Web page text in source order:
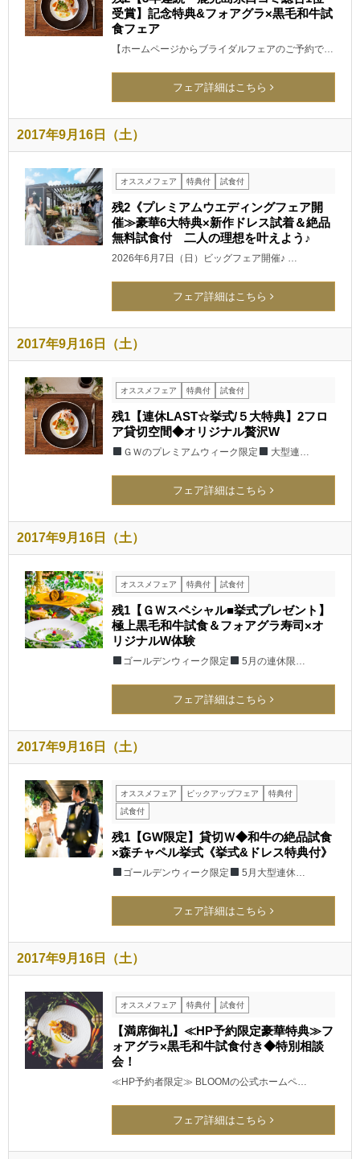
受賞】記念特典&フォアグラ×黒毛和牛試
食フェア
【ホームページからブライダルフェアのご予約で…
フェア詳細はこちら
2017年9月16日（土）
オススメフェア 特典付 試食付
残2《プレミアムウエディングフェア開
催≫豪華6大特典×新作ドレス試着＆絶品
無料試食付 二人の理想を叶えよう♪
2026年6月7日（日）ビッグフェア開催♪ …
フェア詳細はこちら
2017年9月16日（土）
オススメフェア 特典付 試食付
残1【連休LAST☆挙式/５大特典】2フロ
ア貸切空間◆オリジナル贅沢W
ＧＷのプレミアムウィーク限定 大型連…
フェア詳細はこちら
2017年9月16日（土）
オススメフェア 特典付 試食付
残1【ＧＷスペシャル■挙式プレゼント】
極上黒毛和牛試食＆フォアグラ寿司×オ
リジナルW体験
ゴールデンウィーク限定 5月の連休限…
フェア詳細はこちら
2017年9月16日（土）
オススメフェア ピックアップフェア
特典付
試食付
残1【GW限定】貸切Ｗ◆和牛の絶品試食
×森チャペル挙式《挙式&ドレス特典付》
ゴールデンウィーク限定 5月大型連休…
フェア詳細はこちら
2017年9月16日（土）
オススメフェア 特典付 試食付
【満席御礼】≪HP予約限定豪華特典≫フ
ォアグラ×黒毛和牛試食付き◆特別相談
会！
≪HP予約者限定≫ BLOOMの公式ホームペ…
フェア詳細はこちら